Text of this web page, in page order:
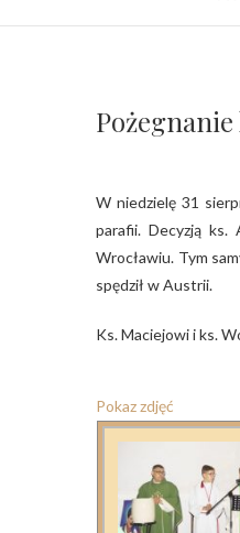
Pożegnanie
W niedzielę 31 sierpnia na Mszy św. o godzinie 12:30 dziękowaliśmy ks. Maciejowi Palecznemu za jego 7-letnią posługę w naszej
parafii. Decyzją ks.
Wrocławiu. Tym
spędził w Austrii.
Ks. Maciejowi i ks.
Pokaz zdjęć